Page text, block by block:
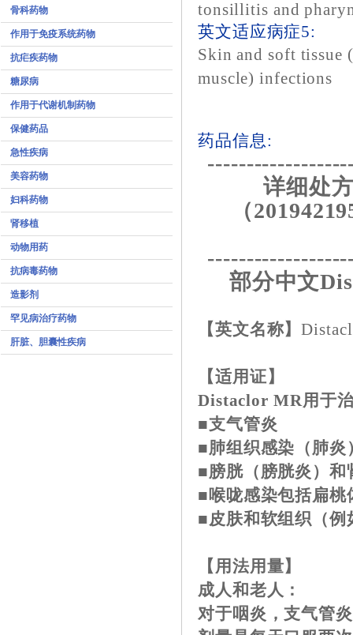
骨科药物
作用于免疫系统药物
抗疟疾药物
糖尿病
作用于代谢机制药物
保健药品
急性疾病
美容药物
妇科药物
肾移植
动物用药
抗病毒药物
造影剂
罕见病治疗药物
肝脏、胆囊性疾病
tonsillitis and
英文适应病症5:
Skin and soft tissue
muscle) infections
药品信息:
详细处
（
部分中文
【英文名称】
【适用证】
Distaclor MR用于
■支气管炎
■肺组织感染（肺炎
■膀胱（膀胱炎）和
■喉咙感染包括扁桃
■皮肤和软组织（例
【用法用量】
成人和老人：
对于咽炎，支气管